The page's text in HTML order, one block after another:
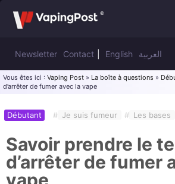
Newsletter Contact English العربية
Vous êtes ici : Vaping Post » La boîte à questions »
d’arrêter de fumer avec la vape
Débutant # Je suis fumeur # Les bases
Savoir prendre le
d’arrêter de fumer